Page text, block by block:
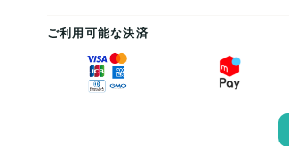
ご利用可能な決済